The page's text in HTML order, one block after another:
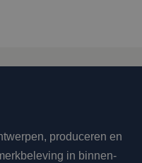
produceren en
in binnen-